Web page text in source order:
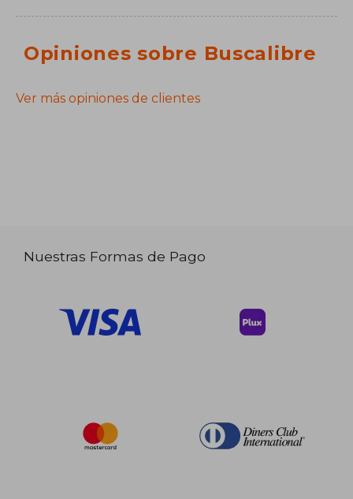
Opiniones sobre Buscalibre
Ver más opiniones de clientes
Nuestras Formas de Pago